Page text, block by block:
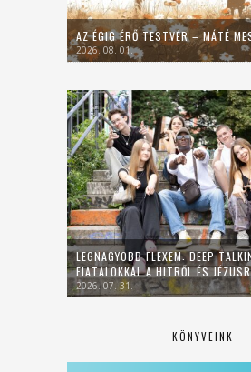
AZ ÉGIG ÉRŐ TESTVÉR – MÁTÉ
2026. 08. 01.
LEGNAGYOBB FLEXEM: DEEP
FIATALOKKAL A HITRŐL ÉS
2026. 07. 31.
KÖNYVEINK